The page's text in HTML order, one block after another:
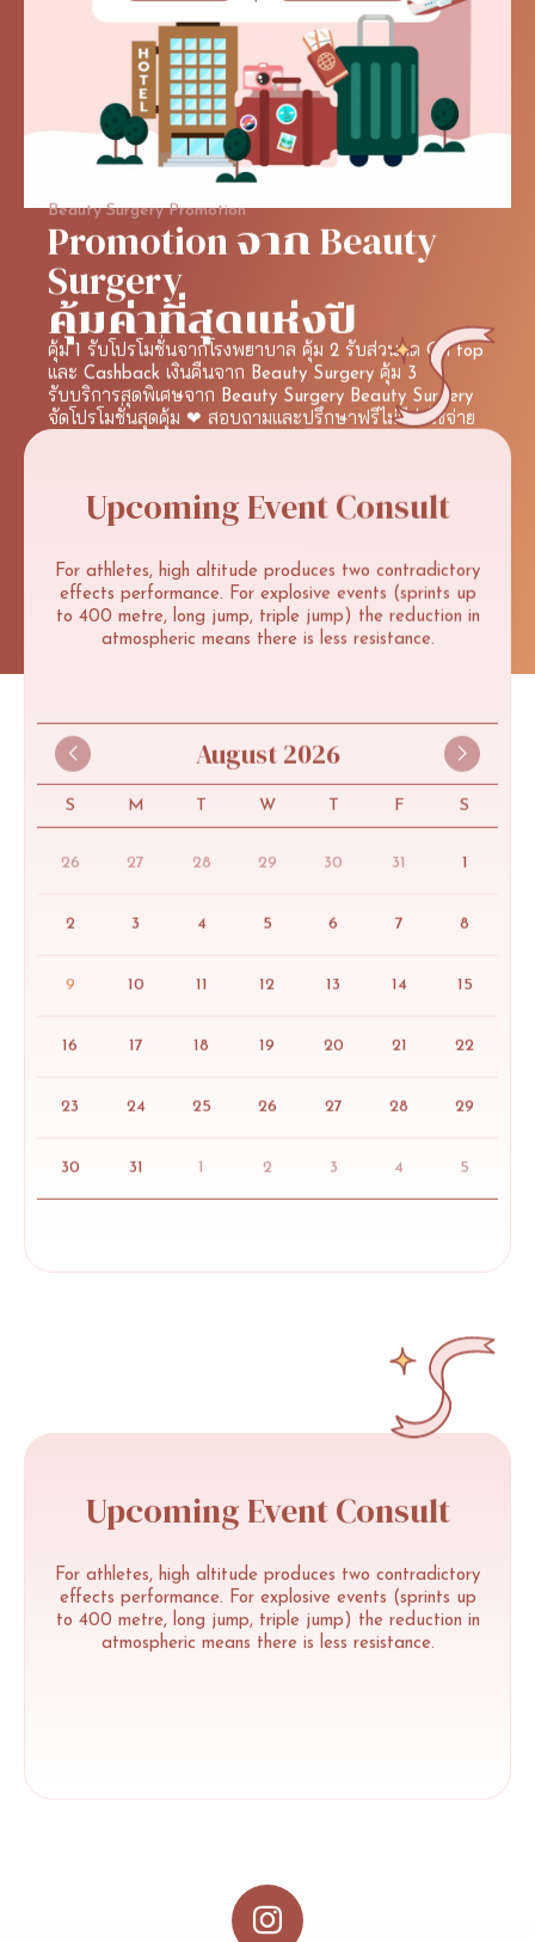
Beauty Surgery Promotion
PromotionจากBeauty
Surgery
คุ้มค่าที่สุดแห่งปี
คุ้ม 1 รับโปรโมชั่นจากโรงพยาบาล คุ้ม 2 รับส่วนลด On top
และ Cashback เงินคืนจาก Beauty Surgery คุ้ม 3
รับบริการสุดพิเศษจาก Beauty Surgery Beauty Surgery
จัดโปรโมชั่นสุดคุ้ม ❤ สอบถามและปรึกษาฟรีไม่มีค่าใช้จ่าย
UpcomingEventConsult
For athletes, high altitude produces two contradictory
effects performance. For explosive events (sprints up
to 400 metre, long jump, triple jump) the reduction in
atmospheric means there is less resistance.
August 2026
S M T W T F S
26 27 28 29 30 31 1
2 3 4 5 6 7 8
9 10 11 12 13 14 15
16 17 18 19 20 21 22
23 24 25 26 27 28 29
30 31 1 2 3 4 5
UpcomingEventConsult
For athletes, high altitude produces two contradictory
effects performance. For explosive events (sprints up
to 400 metre, long jump, triple jump) the reduction in
atmospheric means there is less resistance.